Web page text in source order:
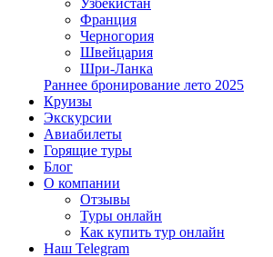
Узбекистан
Франция
Черногория
Швейцария
Шри-Ланка
Раннее бронирование лето 2025
Круизы
Экскурсии
Авиабилеты
Горящие туры
Блог
О компании
Отзывы
Туры онлайн
Как купить тур онлайн
Наш Telegram